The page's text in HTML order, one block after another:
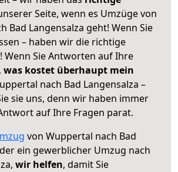
Seite, wenn es Umzüge von
Bad Langensalza geht! Wenn Sie
– haben wir die richtige
Wenn Sie Antworten auf Ihre
was kostet überhaupt mein
nach Bad Langensalza –
sie uns, denn wir haben immer
auf Ihre Fragen parat.
von Wuppertal nach Bad
ein gewerblicher Umzug nach
wir helfen, damit Sie